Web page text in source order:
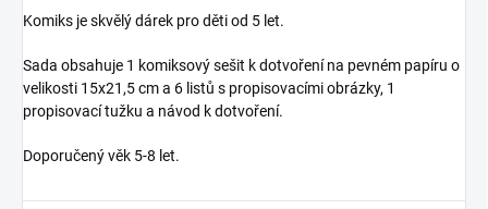
Komiks je skvělý dárek pro děti od 5 let.
Sada obsahuje 1 komiksový sešit k dotvoření na pevném papíru o
velikosti 15x21,5 cm a 6 listů s propisovacími obrázky, 1
propisovací tužku a návod k dotvoření.
Doporučený věk 5-8 let.